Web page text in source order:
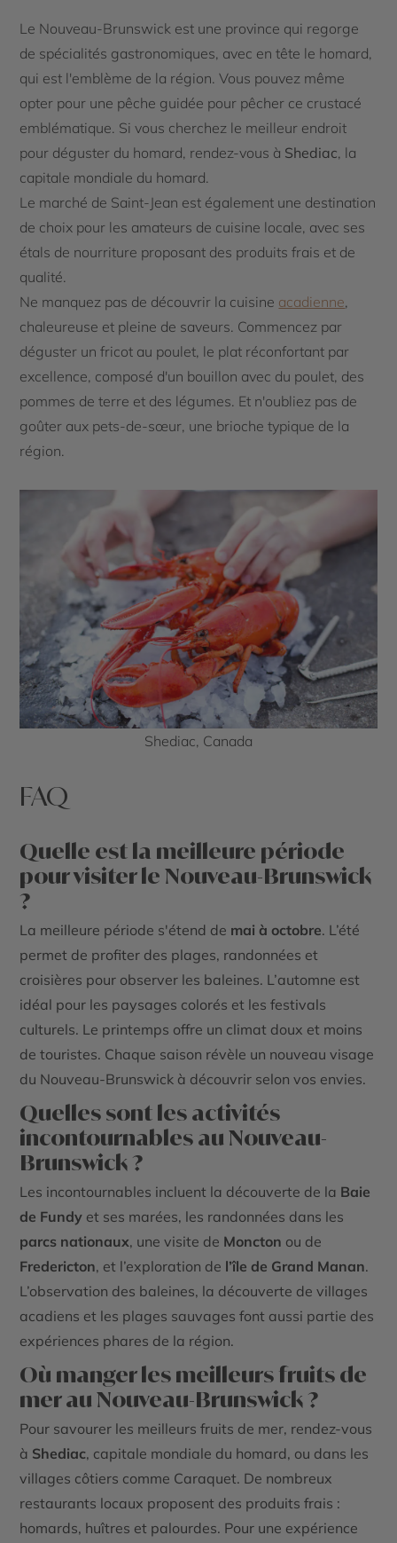
Le Nouveau-Brunswick est une province qui regorge
de spécialités gastronomiques, avec en tête le homard,
qui est l'emblème de la région. Vous pouvez même
opter pour une pêche guidée pour pêcher ce crustacé
emblématique. Si vous cherchez le meilleur endroit
pour déguster du homard, rendez-vous à Shediac, la
capitale mondiale du homard.
Le marché de Saint-Jean est également une destination
de choix pour les amateurs de cuisine locale, avec ses
étals de nourriture proposant des produits frais et de
qualité.
Ne manquez pas de découvrir la cuisine acadienne,
chaleureuse et pleine de saveurs. Commencez par
déguster un fricot au poulet, le plat réconfortant par
excellence, composé d'un bouillon avec du poulet, des
pommes de terre et des légumes. Et n'oubliez pas de
goûter aux pets-de-sœur, une brioche typique de la
région.
Shediac, Canada
FAQ
Quelle est la meilleure période
pour visiter le Nouveau-Brunswick
?
La meilleure période s'étend de mai à octobre. L’été
permet de profiter des plages, randonnées et
croisières pour observer les baleines. L’automne est
idéal pour les paysages colorés et les festivals
culturels. Le printemps offre un climat doux et moins
de touristes. Chaque saison révèle un nouveau visage
du Nouveau-Brunswick à découvrir selon vos envies.
Quelles sont les activités
incontournables au Nouveau-
Brunswick ?
Les incontournables incluent la découverte de la Baie
de Fundy et ses marées, les randonnées dans les
parcs nationaux, une visite de Moncton ou de
Fredericton, et l’exploration de l’île de Grand Manan.
L’observation des baleines, la découverte de villages
acadiens et les plages sauvages font aussi partie des
expériences phares de la région.
Où manger les meilleurs fruits de
mer au Nouveau-Brunswick ?
Pour savourer les meilleurs fruits de mer, rendez-vous
à Shediac, capitale mondiale du homard, ou dans les
villages côtiers comme Caraquet. De nombreux
restaurants locaux proposent des produits frais :
homards, huîtres et palourdes. Pour une expérience